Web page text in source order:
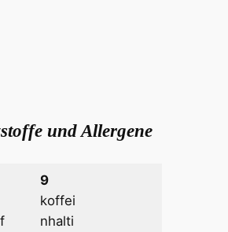
und Allergene
9
koffei
nhalti